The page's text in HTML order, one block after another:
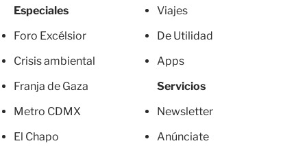
Especiales
Foro Excélsior
Crisis ambiental
Franja de Gaza
Metro CDMX
El Chapo
Viajes
De Utilidad
Apps
Servicios
Newsletter
Anúnciate